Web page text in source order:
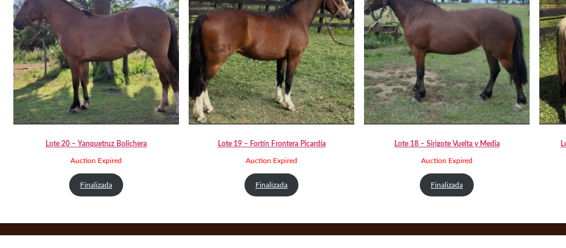
Lote 20 – Yanquetruz Bolichera
Auction Expired
Finalizada
Lote 19 – Fortín Frontera Picardía
Auction Expired
Finalizada
Lote 18 – Sirigote Vuelta y Media
Auction Expired
Finalizada